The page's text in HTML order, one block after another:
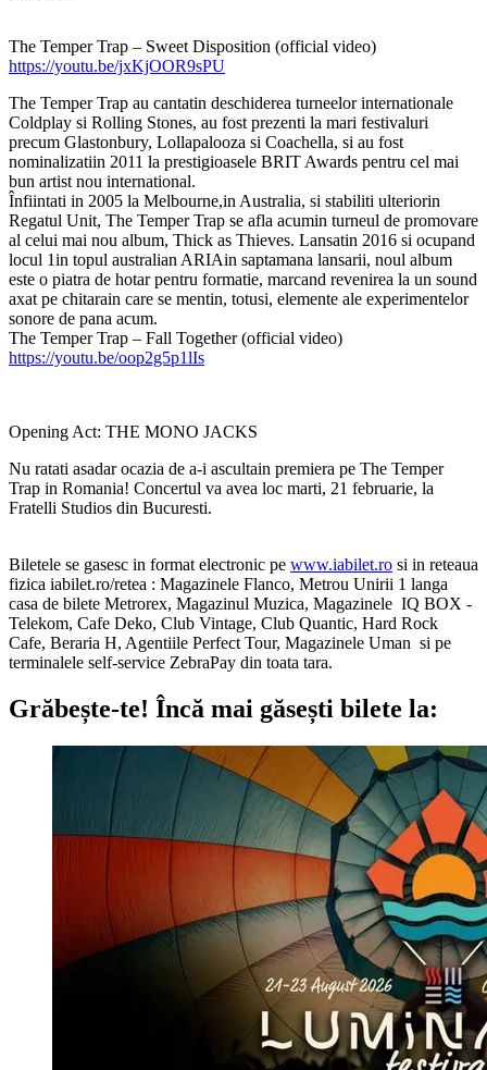
The Temper Trap – Sweet Disposition (official video)
https://youtu.be/jxKjOOR9sPU
The Temper Trap au cantatin deschiderea turneelor internationale
Coldplay si Rolling Stones, au fost prezenti la mari festivaluri
precum Glastonbury, Lollapalooza si Coachella, si au fost
nominalizatiin 2011 la prestigioasele BRIT Awards pentru cel mai
bun artist nou international.
Înfiintati in 2005 la Melbourne,in Australia, si stabiliti ulteriorin
Regatul Unit, The Temper Trap se afla acumin turneul de promovare
al celui mai nou album, Thick as Thieves. Lansatin 2016 si ocupand
locul 1in topul australian ARIAin saptamana lansarii, noul album
este o piatra de hotar pentru formatie, marcand revenirea la un sound
axat pe chitarain care se mentin, totusi, elemente ale experimentelor
sonore de pana acum.
The Temper Trap – Fall Together (official video)
https://youtu.be/oop2g5p1lIs
Opening Act: THE MONO JACKS
Nu ratati asadar ocazia de a-i ascultain premiera pe The Temper
Trap in Romania! Concertul va avea loc marti, 21 februarie, la
Fratelli Studios din Bucuresti.
Biletele se gasesc in format electronic pe www.iabilet.ro si in reteaua
fizica iabilet.ro/retea : Magazinele Flanco, Metrou Unirii 1 langa
casa de bilete Metrorex, Magazinul Muzica, Magazinele IQ BOX -
Telekom, Cafe Deko, Club Vintage, Club Quantic, Hard Rock
Cafe, Beraria H, Agentiile Perfect Tour, Magazinele Uman si pe
terminalele self-service ZebraPay din toata tara.
Grăbește-te! Încă mai găsești bilete la: